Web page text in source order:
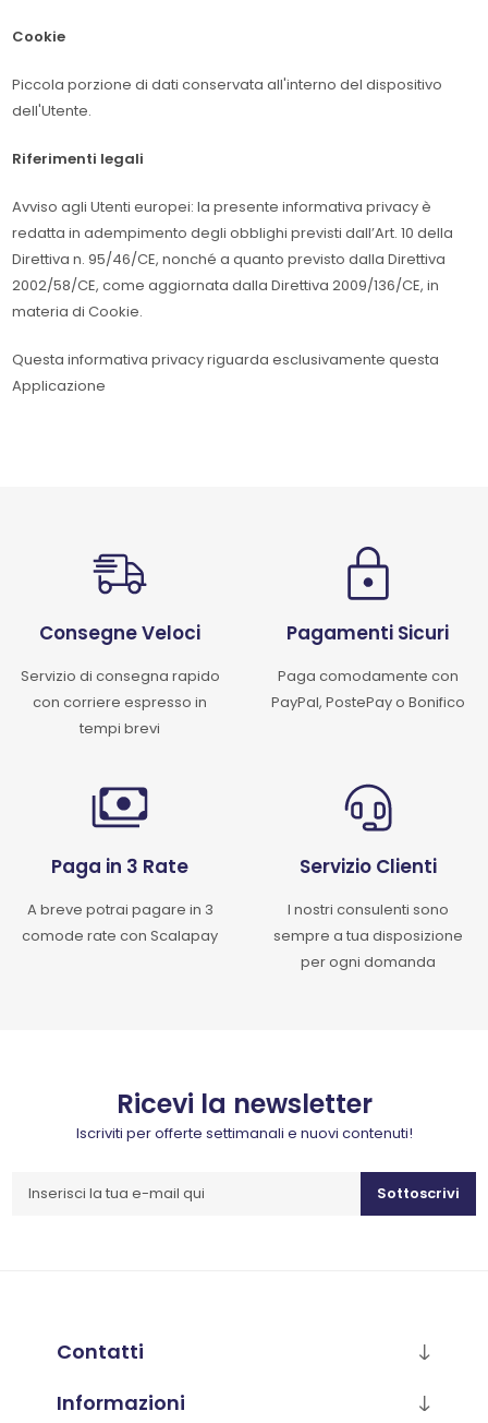
Cookie
Piccola porzione di dati conservata all'interno del dispositivo
dell'Utente.
Riferimenti legali
Avviso agli Utenti europei: la presente informativa privacy è
redatta in adempimento degli obblighi previsti dall’Art. 10 della
Direttiva n. 95/46/CE, nonché a quanto previsto dalla Direttiva
2002/58/CE, come aggiornata dalla Direttiva 2009/136/CE, in
materia di Cookie.
Questa informativa privacy riguarda esclusivamente questa
Applicazione
Consegne Veloci
Servizio di consegna rapido
con corriere espresso in
tempi brevi
Pagamenti Sicuri
Paga comodamente con
PayPal, PostePay o Bonifico
Paga in 3 Rate
A breve potrai pagare in 3
comode rate con Scalapay
Servizio Clienti
I nostri consulenti sono
sempre a tua disposizione
per ogni domanda
Ricevi la newsletter
Iscriviti per offerte settimanali e nuovi contenuti!
Sottoscrivi
Contatti
Informazioni